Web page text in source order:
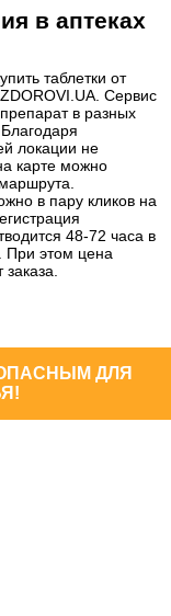
в аптеках
таблетки от
Сервис
в разных
локации не
карте можно
в пару кликов на
48-72 часа в
При этом цена
ДЛЯ